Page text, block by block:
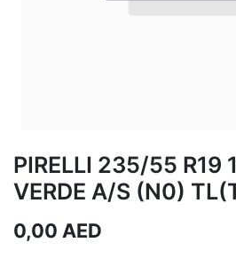
PIRELLI 235/55 R19
VERDE A/S (N0)
0,00 AED